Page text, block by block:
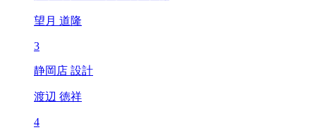
望月 道隆
3
静岡店 設計
渡辺 徳祥
4